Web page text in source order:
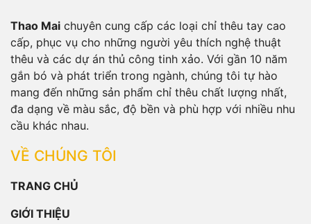
Thao Mai chuyên cung cấp các loại chỉ thêu tay cao
cấp, phục vụ cho những người yêu thích nghệ thuật
thêu và các dự án thủ công tinh xảo. Với gần 10 năm
gắn bó và phát triển trong ngành, chúng tôi tự hào
mang đến những sản phẩm chỉ thêu chất lượng nhất,
đa dạng về màu sắc, độ bền và phù hợp với nhiều nhu
cầu khác nhau.
VỀ CHÚNG TÔI
TRANG CHỦ
GIỚI THIỆU